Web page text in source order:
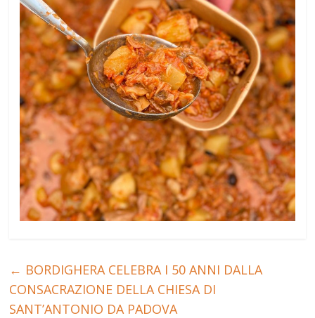
← BORDIGHERA CELEBRA I 50 ANNI DALLA
CONSACRAZIONE DELLA CHIESA DI
SANT’ANTONIO DA PADOVA